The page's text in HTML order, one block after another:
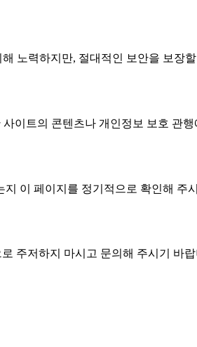
노력하지만, 절대적인 보안을 보장
이트의 콘텐츠나 개인정보 보호 관
이 페이지를 정기적으로 확인해 주
로 주저하지 마시고 문의해 주시기 바